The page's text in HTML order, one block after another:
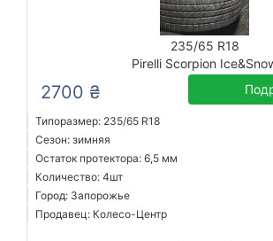
235/65 R18
Pirelli Scorpion
2700 ₴
Типоразмер: 235/65 R18
Сезон: зимняя
Остаток протектора: 6,5 мм
Количество: 4шт
Город: Запорожье
Продавец: Колесо-Центр